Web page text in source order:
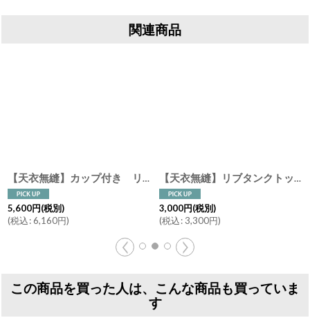
関連商品
[WI-020] [
【天衣無縫】カップ付き リブキャミソール スーピマコットン オーガニックコットン 日本製 ピンク オフホワイト グレー
5,600円(税別)
(税込:6,160円)
【天衣無縫】リブタンクトップ スーピマコットン オーガニックコットン 日本製 ピンク オフホワイト グレー
3,000円(税別)
(税込: 3,300円)
この商品を買った人は、こんな商品も買っていま
す